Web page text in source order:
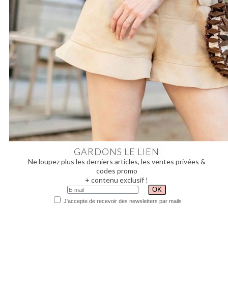
GARDONS LE LIEN
Ne loupez plus les derniers articles, les ventes privées &
codes promo
+ contenu exclusif !
J'accepte de recevoir des newsletters par mails